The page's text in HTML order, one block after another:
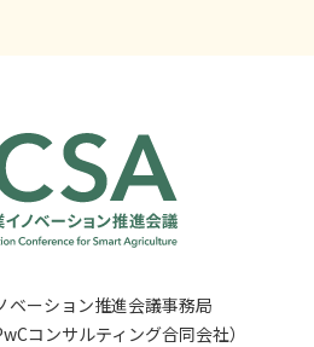
ベーション推進会議事務局
コンサルティング合同会社）